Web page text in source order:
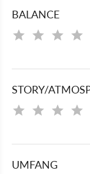
BALANCE
STORY/
UMFANG